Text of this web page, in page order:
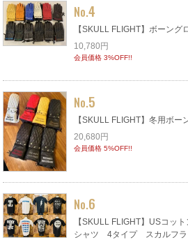
No.4
【SKULL FLIGHT】ボーン
10,780円
会員価格 3%OFF!!
No.5
【SKULL FLIGHT】冬用ボ
20,680円
会員価格 5%OFF!!
No.6
【SKULL FLIGHT】USコッ
シャツ 4タイプ スカルフ